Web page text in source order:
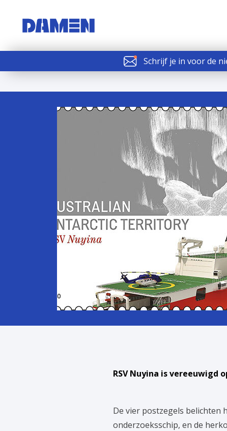
Schrijf je in voor de
RSV Nuyina is
De vier postzegels belichten
onderzoeksschip, en de